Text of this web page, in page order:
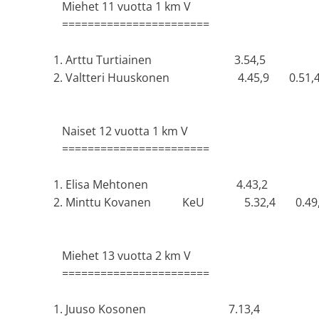
Miehet 11 vuotta 1 km V
=======================
1. Arttu Turtiainen 3.54,5
2. Valtteri Huuskonen 4.45,9
Naiset 12 vuotta 1 km V
=======================
1. Elisa Mehtonen 4.43,2
2. Minttu Kovanen KeU 5.32,4
Miehet 13 vuotta 2 km V
=======================
1. Juuso Kosonen 7.13,4